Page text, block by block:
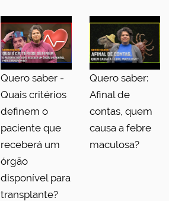
Quero saber -
Quais critérios
definem o
paciente que
receberá um
órgão
disponível para
transplante?
Quero saber:
Afinal de
contas, quem
causa a febre
maculosa?